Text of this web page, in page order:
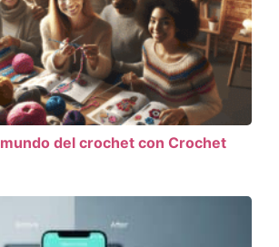
del crochet con Crochet